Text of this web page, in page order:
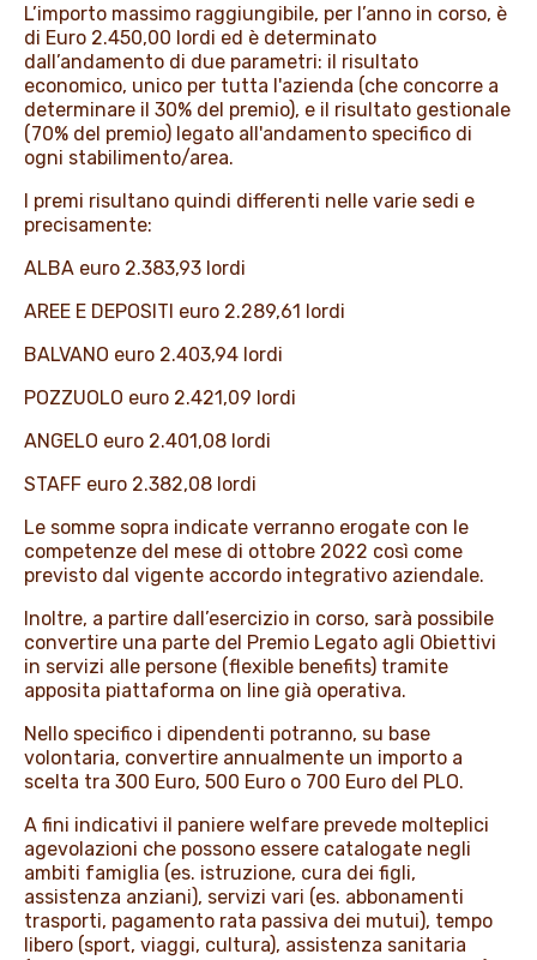
L’importo massimo raggiungibile, per l’anno in corso, è
di Euro 2.450,00 lordi ed è determinato
dall’andamento di due parametri: il risultato
economico, unico per tutta l'azienda (che concorre a
determinare il 30% del premio), e il risultato gestionale
(70% del premio) legato all'andamento specifico di
ogni stabilimento/area.
I premi risultano quindi differenti nelle varie sedi e
precisamente:
ALBA euro 2.383,93 lordi
AREE E DEPOSITI euro 2.289,61 lordi
BALVANO euro 2.403,94 lordi
POZZUOLO euro 2.421,09 lordi
ANGELO euro 2.401,08 lordi
STAFF euro 2.382,08 lordi
Le somme sopra indicate verranno erogate con le
competenze del mese di ottobre 2022 così come
previsto dal vigente accordo integrativo aziendale.
Inoltre, a partire dall’esercizio in corso, sarà possibile
convertire una parte del Premio Legato agli Obiettivi
in servizi alle persone (flexible benefits) tramite
apposita piattaforma on line già operativa.
Nello specifico i dipendenti potranno, su base
volontaria, convertire annualmente un importo a
scelta tra 300 Euro, 500 Euro o 700 Euro del PLO.
A fini indicativi il paniere welfare prevede molteplici
agevolazioni che possono essere catalogate negli
ambiti famiglia (es. istruzione, cura dei figli,
assistenza anziani), servizi vari (es. abbonamenti
trasporti, pagamento rata passiva dei mutui), tempo
libero (sport, viaggi, cultura), assistenza sanitaria